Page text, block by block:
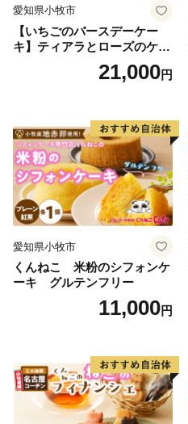
愛知県小牧市
【いちごのバースデーケー
キ】ティアラとローズのケー
キ スイーツ デザート 洋菓
子 お取り寄せ 愛知県 小牧市
レーション ホールケーキ 日
時指定可
21,000円
愛知県小牧市
くんねこ 米粉のシフォンケ
ーキ グルテンフリー
11,000円